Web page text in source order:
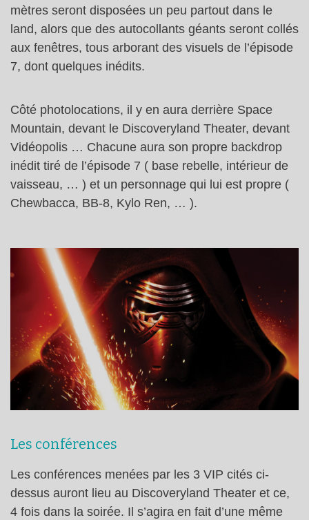
mètres seront disposées un peu partout dans le
land, alors que des autocollants géants seront collés
aux fenêtres, tous arborant des visuels de l’épisode
7, dont quelques inédits.
Côté photolocations, il y en aura derrière Space
Mountain, devant le Discoveryland Theater, devant
Vidéopolis … Chacune aura son propre backdrop
inédit tiré de l’épisode 7 ( base rebelle, intérieur de
vaisseau, … ) et un personnage qui lui est propre (
Chewbacca, BB-8, Kylo Ren, … ).
Les conférences
Les conférences menées par les 3 VIP cités ci-
dessus auront lieu au Discoveryland Theater et ce,
4 fois dans la soirée. Il s’agira en fait d’une même